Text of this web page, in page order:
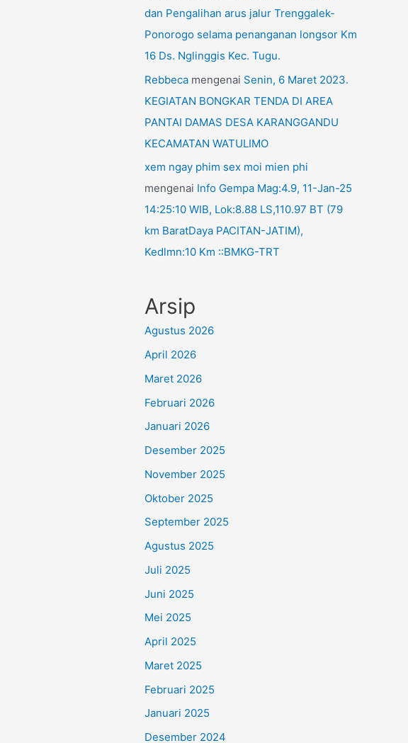
dan Pengalihan arus jalur Trenggalek-
Ponorogo selama penanganan longsor Km
16 Ds. Nglinggis Kec. Tugu.
Rebbeca mengenai Senin, 6 Maret 2023.
KEGIATAN BONGKAR TENDA DI AREA
PANTAI DAMAS DESA KARANGGANDU
KECAMATAN WATULIMO
xem ngay phim sex moi mien phi
mengenai Info Gempa Mag:4.9, 11-Jan-25
14:25:10 WIB, Lok:8.88 LS,110.97 BT (79
km BaratDaya PACITAN-JATIM),
Kedlmn:10 Km ::BMKG-TRT
Arsip
Agustus 2026
April 2026
Maret 2026
Februari 2026
Januari 2026
Desember 2025
November 2025
Oktober 2025
September 2025
Agustus 2025
Juli 2025
Juni 2025
Mei 2025
April 2025
Maret 2025
Februari 2025
Januari 2025
Desember 2024